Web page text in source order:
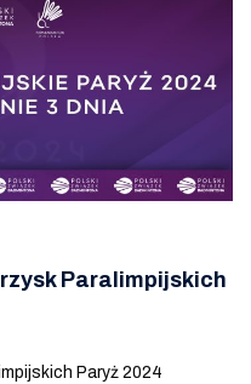
Paralimpijskich
Paryż 2024